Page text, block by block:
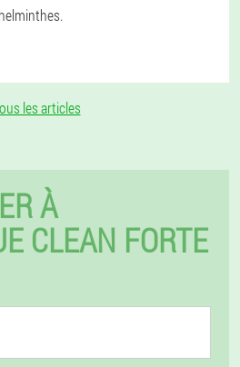
les articles
À
CLEAN FORTE